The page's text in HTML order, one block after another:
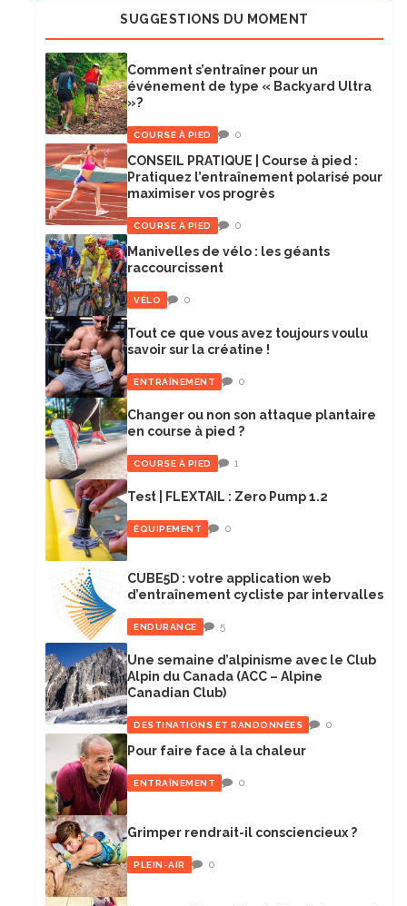
SUGGESTIONS DU MOMENT
Comment s’entraîner pour un
événement de type « Backyard Ultra
»?
COURSE À PIED 0
CONSEIL PRATIQUE | Course à pied :
Pratiquez l’entraînement polarisé pour
maximiser vos progrès
COURSE À PIED 0
Manivelles de vélo : les géants
raccourcissent
VÉLO 0
Tout ce que vous avez toujours voulu
savoir sur la créatine !
ENTRAÎNEMENT 0
Changer ou non son attaque plantaire
en course à pied ?
COURSE À PIED 1
Test | FLEXTAIL : Zero Pump 1.2
ÉQUIPEMENT 0
CUBE5D : votre application web
d’entraînement cycliste par intervalles
ENDURANCE 5
Une semaine d’alpinisme avec le Club
Alpin du Canada (ACC – Alpine
Canadian Club)
DESTINATIONS ET RANDONNÉES 0
Pour faire face à la chaleur
ENTRAÎNEMENT 0
Grimper rendrait-il consciencieux ?
PLEIN-AIR 0